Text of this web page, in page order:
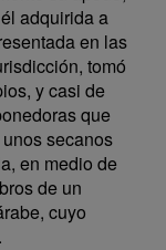
adquirida a
en las
tomó
y casi de
que
secanos
en medio de
de un
cuyo